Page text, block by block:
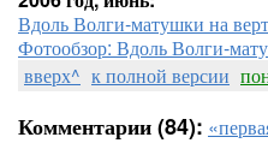
Вдоль Волги-матушки на
Фотообзор: Вдоль Волги-
вверх^ к полной версии
Комментарии (84):